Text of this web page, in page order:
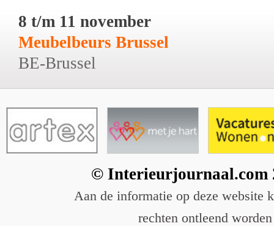
8 t/m 11 november
Meubelbeurs Brussel
BE-Brussel
© Interieurjournaal.com
Aan de informatie op deze website
rechten ontleend worden